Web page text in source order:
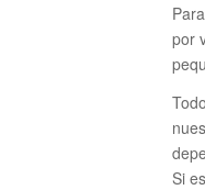
por
Si